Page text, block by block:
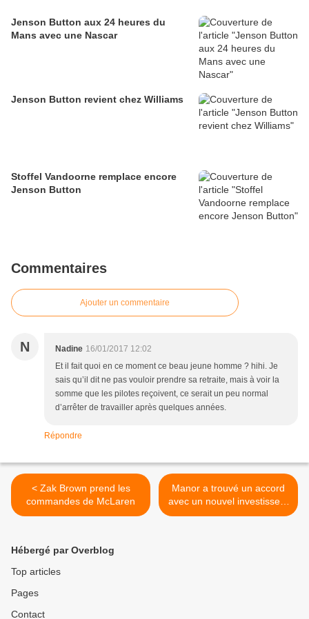
Jenson Button aux 24 heures du
Mans avec une Nascar
Jenson Button revient chez Williams
Stoffel Vandoorne remplace encore
Jenson Button
Commentaires
Ajouter un commentaire
N Nadine 16/01/2017 12:02
Et il fait quoi en ce moment ce beau jeune homme ? hihi. Je
sais qu’il dit ne pas vouloir prendre sa retraite, mais à voir la
somme que les pilotes reçoivent, ce serait un peu normal
d’arrêter de travailler après quelques années.
Répondre
< Zak Brown prend les
commandes de McLaren
Manor a trouvé un accord
avec un nouvel investisseur
>
Hébergé par Overblog
Top articles
Pages
Contact